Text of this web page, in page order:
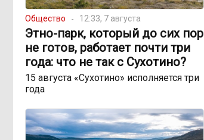
Общество 12:33, 7 августа
Этно-парк, который до сих пор
не готов, работает почти три
года: что не так с Сухотино?
15 августа «Сухотино» исполняется три
года